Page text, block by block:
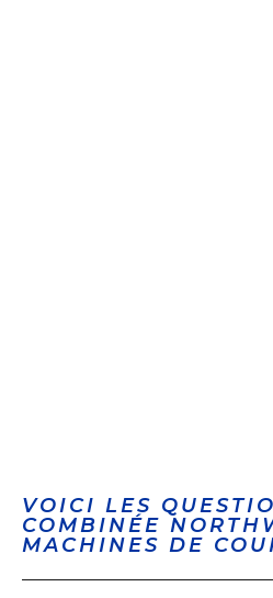
VOICI LES
COMBINÉE
MACHINES DE